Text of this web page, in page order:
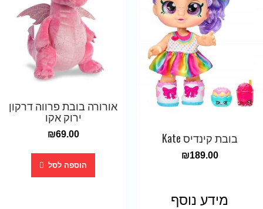
בובת קינדיס Kate
₪189.00
מידע נוסף
אורורה בובת פרווה דרקון
ירוק אקו
₪69.00
הוספה לסל